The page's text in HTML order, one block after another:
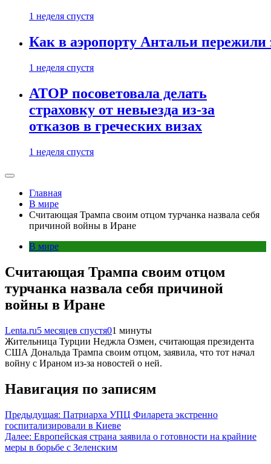
1 неделя спустя
Как в аэропорту Антальи
1 неделя спустя
АТОР посоветовала делать
страховку от невыезда из-за
отказов в греческих визах
1 неделя спустя
Главная
В мире
Считающая Трампа своим отцом турчанка назвала себя
причиной войны в Иране
В мире
Считающая Трампа своим отцом
турчанка назвала себя причиной
войны в Иране
Lenta.ru5 месяцев спустя01 минуты
Жительница Турции Неджла Озмен, считающая президента
США Дональда Трампа своим отцом, заявила, что тот начал
войну с Ираном из-за новостей о ней.
Навигация по записям
Предыдущая: Патриарха УПЦ Филарета экстренно
госпитализировали в Киеве
Далее: Европейская страна заявила о готовности на крайние
меры в борьбе с Зеленским